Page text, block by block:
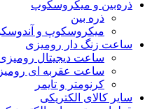
ذره‌بین و میکروسکوپ
ذره بین
میکروسکوپ و
ساعت زنگ دار رومیزی
ساعت دیجیتال
ساعت عقربه ای
کرنومتر و تایمر
سایر کالای الکتریکی